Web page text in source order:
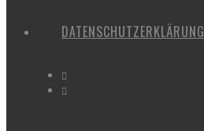
DATENSCHUTZERKLÄRUNG